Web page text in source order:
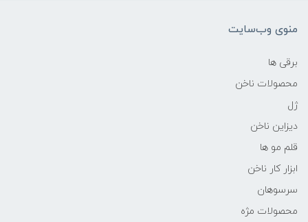
منوی وب‌سایت
برقی ها
محصولات ناخن
ژل
دیزاین ناخن
قلم مو ها
ابزار کار ناخن
سرسوهان
محصولات مژه